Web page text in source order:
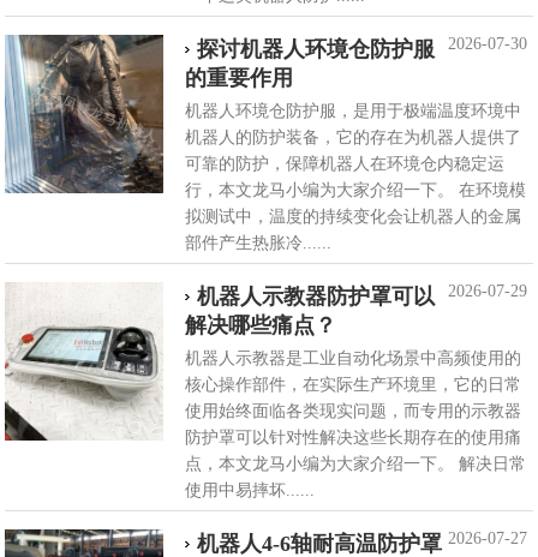
2026-07-30
探讨机器人环境仓防护服
的重要作用
机器人环境仓防护服，是用于极端温度环境中
机器人的防护装备，它的存在为机器人提供了
可靠的防护，保障机器人在环境仓内稳定运
行，本文龙马小编为大家介绍一下。 在环境模
拟测试中，温度的持续变化会让机器人的金属
部件产生热胀冷......
2026-07-29
机器人示教器防护罩可以
解决哪些痛点？
机器人示教器是工业自动化场景中高频使用的
核心操作部件，在实际生产环境里，它的日常
使用始终面临各类现实问题，而专用的示教器
防护罩可以针对性解决这些长期存在的使用痛
点，本文龙马小编为大家介绍一下。 解决日常
使用中易摔坏......
2026-07-27
机器人4-6轴耐高温防护罩